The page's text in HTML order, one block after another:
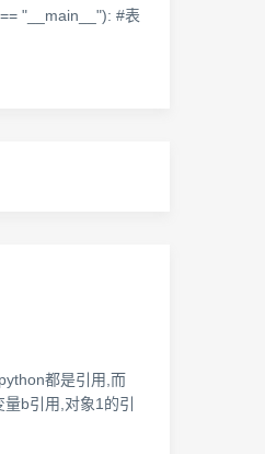
"__main__"): #表
都是引用,而
b引用,对象1的引